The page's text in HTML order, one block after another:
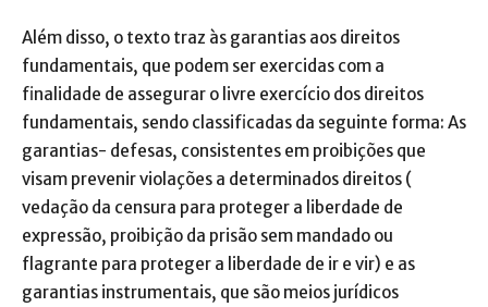
Além disso, o texto traz às garantias aos direitos
fundamentais, que podem ser exercidas com a
finalidade de assegurar o livre exercício dos direitos
fundamentais, sendo classificadas da seguinte forma: As
garantias- defesas, consistentes em proibições que
visam prevenir violações a determinados direitos (
vedação da censura para proteger a liberdade de
expressão, proibição da prisão sem mandado ou
flagrante para proteger a liberdade de ir e vir) e as
garantias instrumentais, que são meios jurídicos